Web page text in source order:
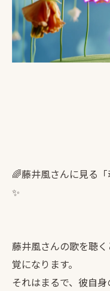
🌈藤井風さんに見る
✨
藤井風さんの歌を聴
覚になります。
それはまるで、彼自